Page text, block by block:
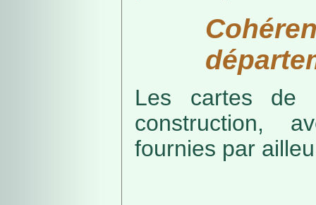
Les cartes de
construction,
fournies par